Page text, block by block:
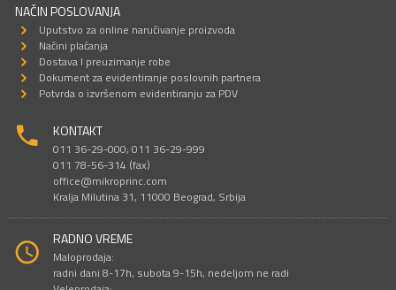
NAČIN POSLOVANJA
Uputstvo za online naručivanje proizvoda
Načini plaćanja
Dostava I preuzimanje robe
Dokument za evidentiranje poslovnih partnera
Potvrda o izvršenom evidentiranju za PDV
KONTAKT
011 36-29-000; 011 36-29-999
011 78-56-314 (fax)
office@mikroprinc.com
Kralja Milutina 31, 11000 Beograd, Srbija
RADNO VREME
Maloprodaja:
radni dani 8-17h, subota 9-15h, nedeljom ne radi